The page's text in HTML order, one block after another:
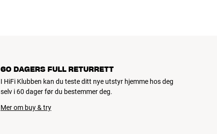
60 DAGERS FULL RETURRETT
I HiFi Klubben kan du teste ditt nye utstyr hjemme hos deg
selv i 60 dager før du bestemmer deg.
Mer om buy & try